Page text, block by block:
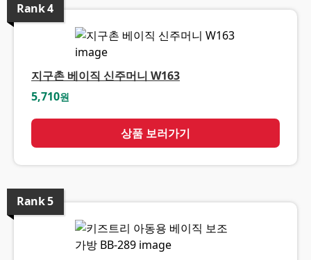
Rank4
지구촌 베이직 신주머니 W163
5,710원
상품 보러가기
Rank5